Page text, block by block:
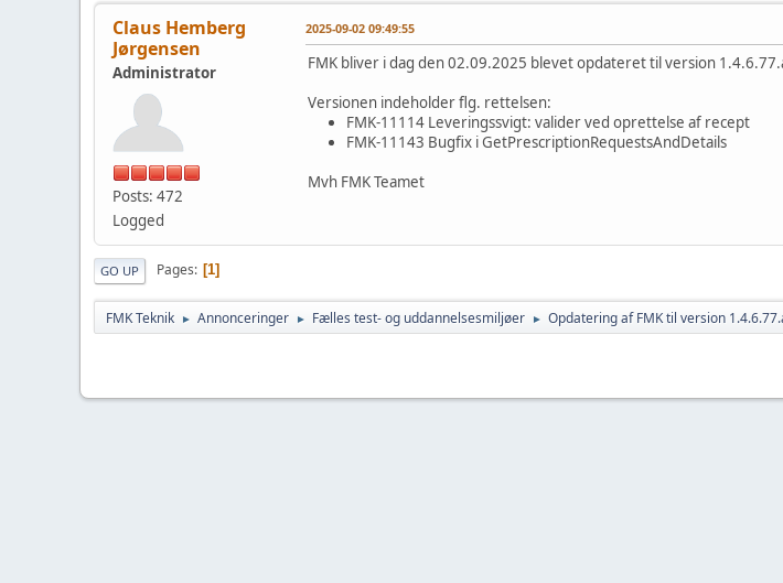
Claus Hemberg
Jørgensen
Administrator
Posts: 472
Logged
2025-09-02 09:49:55
FMK bliver i dag den 02.09.2025 blevet opdateret til version
Versionen indeholder flg. rettelsen:
FMK-11114 Leveringssvigt: valider ved oprettelse af recept
FMK-11143 Bugfix i GetPrescriptionRequestsAndDetails
Mvh FMK Teamet
GO UP Pages 1
FMK Teknik ► Annonceringer ► Fælles test- og uddannelsesmiljøer ► Opdatering af FMK til version